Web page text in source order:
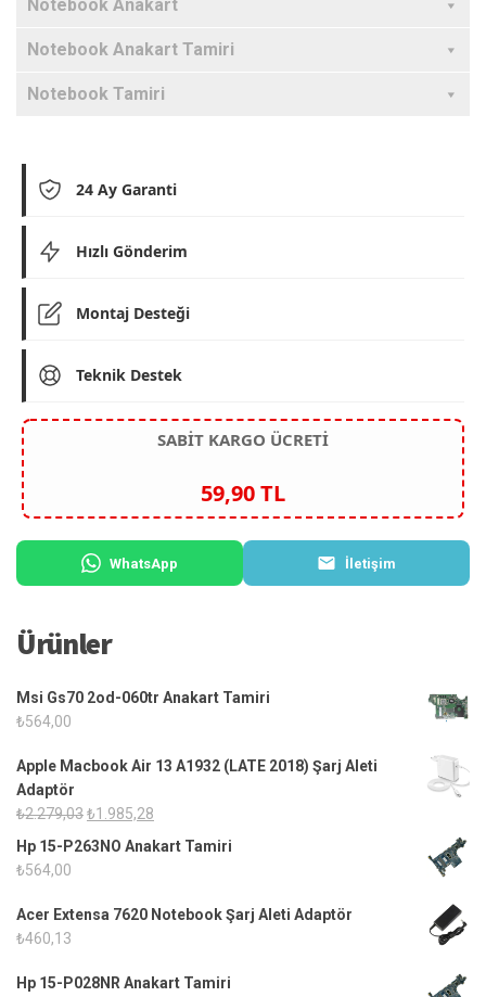
Notebook Anakart
Notebook Anakart Tamiri
Notebook Tamiri
24 Ay Garanti
Hızlı Gönderim
Montaj Desteği
Teknik Destek
SABİT KARGO ÜCRETİ
59,90 TL
WhatsApp İletişim
Ürünler
Msi Gs70 2od-060tr Anakart Tamiri
₺564,00
Apple Macbook Air 13 A1932 (LATE 2018) Şarj Aleti
Adaptör
₺2.279,03Orijinal
fiyat:
₺1.985,28
andaki
Hp 15-P263NO Anakart Tamiri
₺564,00
Acer Extensa 7620 Notebook Şarj Aleti Adaptör
₺460,13
Hp 15-P028NR Anakart Tamiri